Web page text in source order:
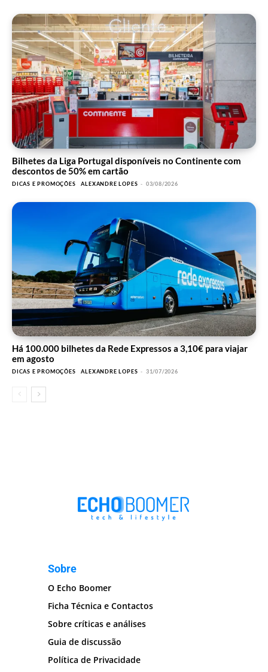
Bilhetes da Liga Portugal disponíveis no Continente com
descontos de 50% em cartão
DICAS E PROMOÇÕES ALEXANDRE LOPES - 03/08/2026
Há 100.000 bilhetes da Rede Expressos a 3,10€ para viajar
em agosto
DICAS E PROMOÇÕES ALEXANDRE LOPES - 31/07/2026
Sobre
O Echo Boomer
Ficha Técnica e Contactos
Sobre críticas e análises
Guia de discussão
Política de Privacidade